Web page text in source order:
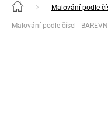
Domů Malování podle
Malování podle čísel -